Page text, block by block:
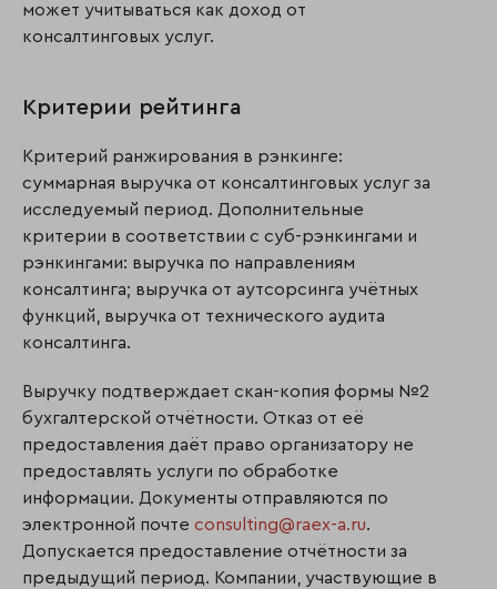
может учитываться как доход от
консалтинговых услуг.
Критерии рейтинга
Критерий ранжирования в рэнкинге:
суммарная выручка от консалтинговых услуг за
исследуемый период. Дополнительные
критерии в соответствии с суб-рэнкингами и
рэнкингами: выручка по направлениям
консалтинга; выручка от аутсорсинга учётных
функций, выручка от технического аудита
консалтинга.
Выручку подтверждает скан-копия формы №2
бухгалтерской отчётности. Отказ от её
предоставления даёт право организатору не
предоставлять услуги по обработке
информации. Документы отправляются по
электронной почте consulting@raex-a.ru.
Допускается предоставление отчётности за
предыдущий период. Компании, участвующие в